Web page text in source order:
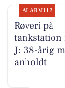
ALARM112
Røveri på
tankstation
J: 38-årig
anholdt